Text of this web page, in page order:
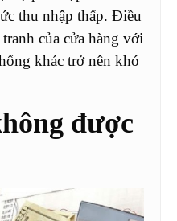
thu nhập thấp. Điều
của cửa hàng với
khác trở nên khó
được